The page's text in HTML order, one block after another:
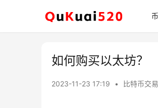
如何购买以太坊？
2023-11-23 17:19 • 比特币交